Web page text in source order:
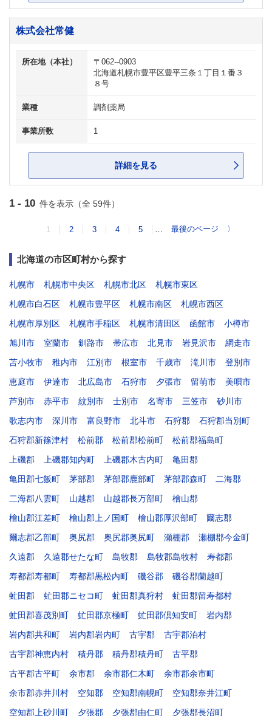
株式会社常健
所在地（本社）
〒062--0903
北海道札幌市豊平区豊平三条１丁目１番３
８号
業種 調剤薬局
事業所数 1
詳細を見る
1 - 10 件を表示（全 59件）
1 2 3 4 5 … 最後のページ 〉
北海道の市区町村から探す
札幌市 札幌市中央区 札幌市北区
札幌市東区
札幌市白石区
札幌市豊平区 札幌市南区
札幌市西区
札幌市厚別区
札幌市手稲区 札幌市清田区 函館市
小樽市
旭川市
室蘭市 釧路市 帯広市 北見市 岩見沢市
網走市
苫小牧市
稚内市 江別市 根室市 千歳市 滝川市
登別市
恵庭市
伊達市 北広島市 石狩市 夕張市 留萌市
美唄市
芦別市
赤平市 紋別市 士別市 名寄市 三笠市
砂川市
歌志内市
深川市 富良野市 北斗市 石狩郡
石狩郡当別町
石狩郡新篠津村
松前郡 松前郡松前町
松前郡福島町
上磯郡
上磯郡知内町 上磯郡木古内町
亀田郡
亀田郡七飯町
茅部郡 茅部郡鹿部町 茅部郡森町
二海郡
二海郡八雲町
山越郡 山越郡長万部町
檜山郡
檜山郡江差町
檜山郡上ノ国町 檜山郡厚沢部町
爾志郡
爾志郡乙部町
奥尻郡 奥尻郡奥尻町 瀬棚郡
瀬棚郡今金町
久遠郡
久遠郡せたな町 島牧郡 島牧郡島牧村
寿都郡
寿都郡寿都町
寿都郡黒松内町 磯谷郡
磯谷郡蘭越町
虻田郡
虻田郡ニセコ町 虻田郡真狩村
虻田郡留寿都村
虻田郡喜茂別町
虻田郡京極町 虻田郡倶知安町
岩内郡
岩内郡共和町
岩内郡岩内町 古宇郡
古宇郡泊村
古宇郡神恵内村
積丹郡 積丹郡積丹町
古平郡
古平郡古平町
余市郡 余市郡仁木町
余市郡余市町
余市郡赤井川村
空知郡 空知郡南幌町
空知郡奈井江町
空知郡上砂川町
夕張郡 夕張郡由仁町
夕張郡長沼町